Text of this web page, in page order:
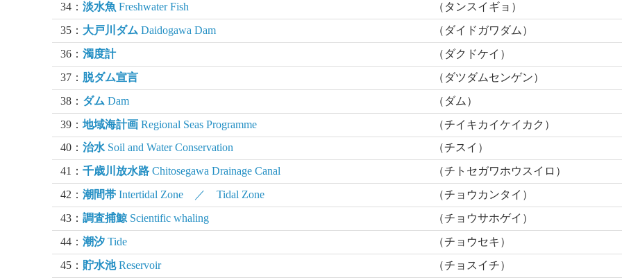
34：淡水魚 Freshwater Fish
（タンスイギョ）
35： 大戸川ダム Daidogawa Dam
（ダイドガワダム）
36：濁度計
（ダクドケイ）
37： 脱ダム宣言
（ダツダムセンゲン）
38： ダム Dam
（ダム）
39：地域海計画 Regional Seas Programme
（チイキカイケイカク）
40：治水Soil and Water Conservation
（チスイ）
41：千歳川放水路 Chitosegawa Drainage Canal
（チトセガワホウスイロ）
42：潮間帯 Intertidal Zone ／ Tidal Zone
（チョウカンタイ）
43：調査捕鯨 Scientific whaling
（チョウサホゲイ）
44：潮汐 Tide
（チョウセキ）
45： 貯水池Reservoir
（チョスイチ）